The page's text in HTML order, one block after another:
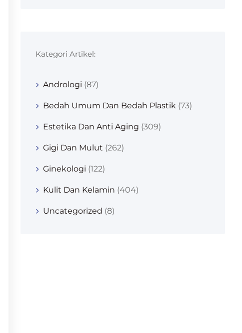
Kategori Artikel:
Andrologi (87)
Bedah Umum Dan Bedah Plastik (73)
Estetika Dan Anti Aging (309)
Gigi Dan Mulut (262)
Ginekologi (122)
Kulit Dan Kelamin (404)
Uncategorized (8)